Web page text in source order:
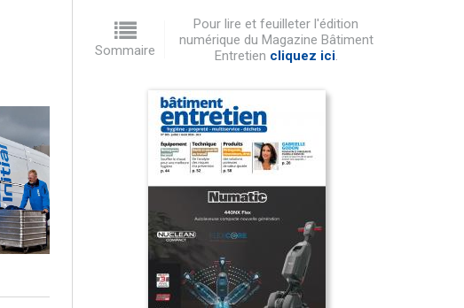
Sommaire
Pour lire et feuilleter l'édition
numérique du Magazine Bâtiment
Entretien cliquez ici.